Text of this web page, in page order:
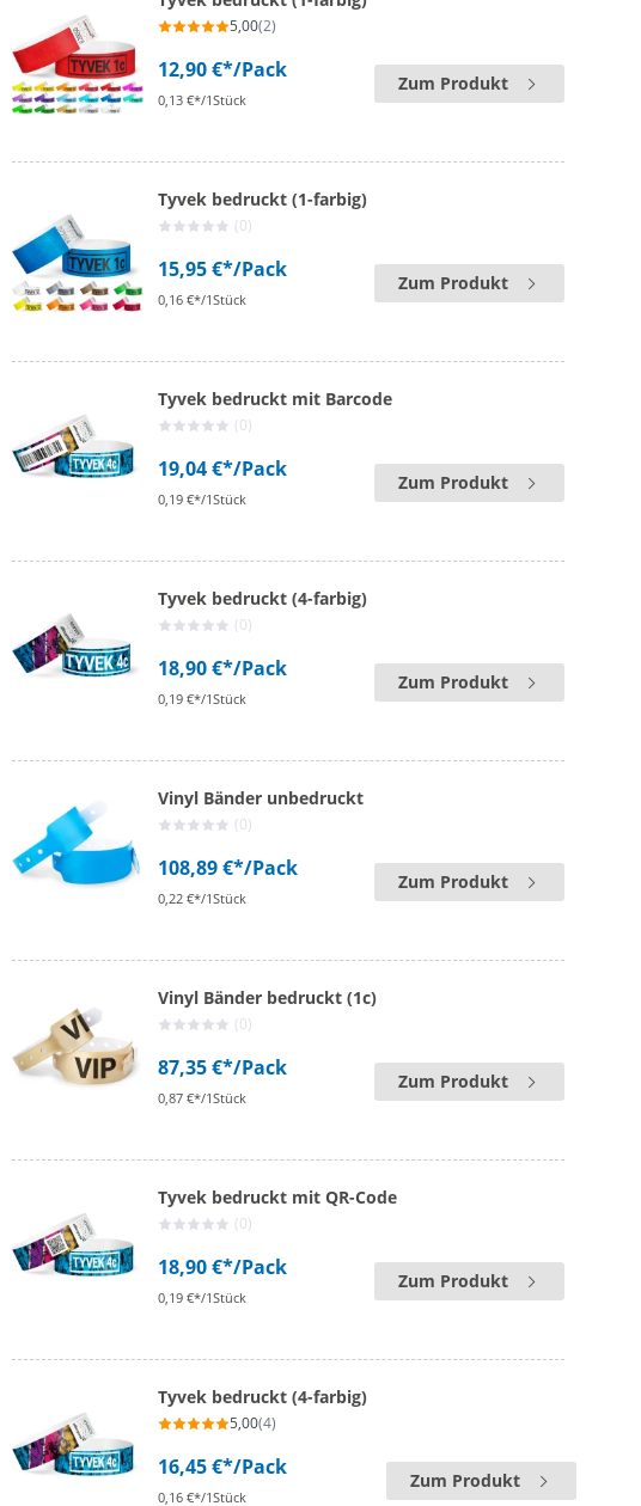
5,00(2)
12,90 €*/Pack
0,13 €*/1Stück
Zum Produkt
Tyvek bedruckt (1-farbig)
(0)
15,95 €*/Pack
0,16 €*/1Stück
Zum Produkt
Tyvek bedruckt mit Barcode
(0)
19,04 €*/Pack
0,19 €*/1Stück
Zum Produkt
Tyvek bedruckt (4-farbig)
(0)
18,90 €*/Pack
0,19 €*/1Stück
Zum Produkt
Vinyl Bänder unbedruckt
(0)
108,89 €*/Pack
0,22 €*/1Stück
Zum Produkt
Vinyl Bänder bedruckt (1c)
(0)
87,35 €*/Pack
0,87 €*/1Stück
Zum Produkt
Tyvek bedruckt mit QR-Code
(0)
18,90 €*/Pack
0,19 €*/1Stück
Zum Produkt
Tyvek bedruckt (4-farbig)
5,00(4)
16,45 €*/Pack
0,16 €*/1Stück
Zum Produkt